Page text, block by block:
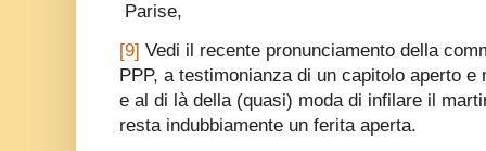
Parise,
[9] Vedi il recente pronunciamento della
PPP, a testimonianza di un capitolo aperto
e al di là della (quasi) moda di infilare il
resta indubbiamente un ferita aperta.